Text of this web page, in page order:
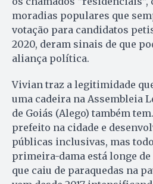
moradias populares que
votação para candidatos
2020, deram sinais de que
aliança política.
Vivian traz a legitimidade
uma cadeira na Assembleia
de Goiás (Alego) também
prefeito na cidade e
públicas inclusivas, mas
primeira-dama está longe
que caiu de paraquedas na